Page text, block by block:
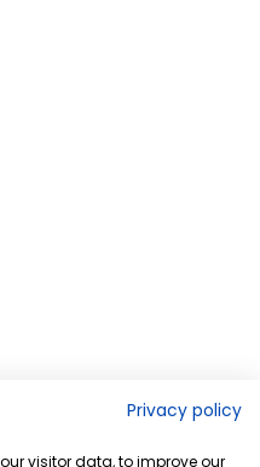
Privacy policy
visitor data, to improve our